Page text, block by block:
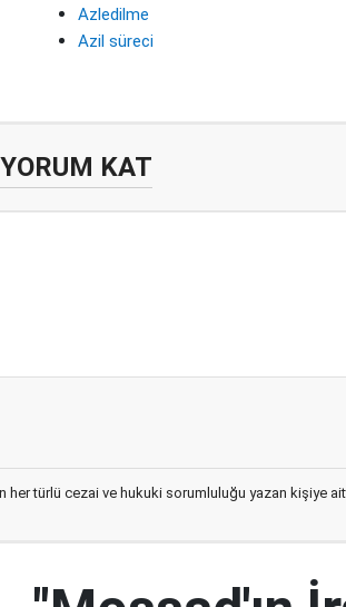
Azledilme
Azil süreci
YORUM KAT
her türlü cezai ve hukuki sorumluluğu yazan kişiye